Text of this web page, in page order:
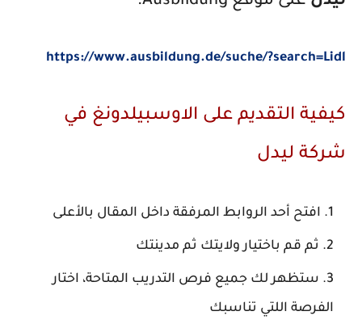
https://www.ausbildung.de/suche/?search=Lidl
كيفية التقديم على الاوسبيلدونغ في
شركة ليدل
افتح أحد الروابط المرفقة داخل المقال بالأعلى
ثم قم باختيار ولايتك ثم مدينتك
ستظهر لك جميع فرص التدريب المتاحة، اختار
الفرصة اللتي تناسبك